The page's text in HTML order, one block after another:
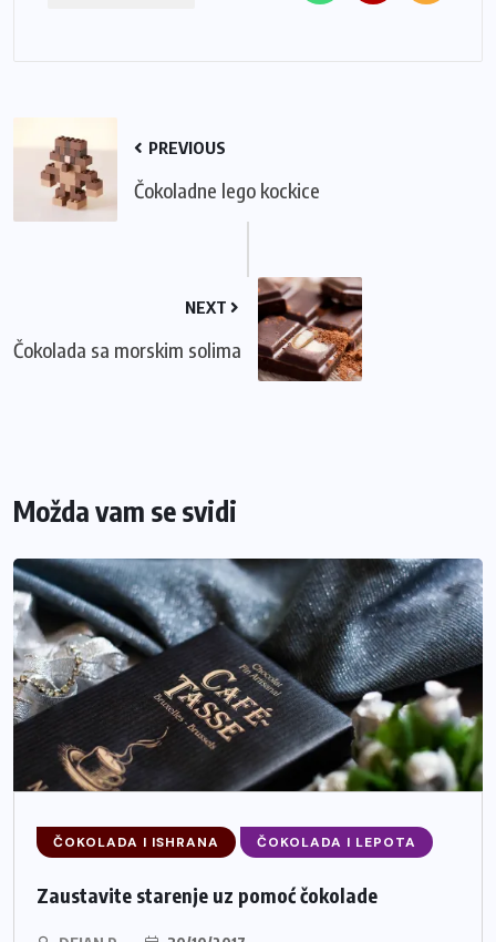
PREVIOUS
Čokoladne lego kockice
NEXT
Čokolada sa morskim solima
Možda vam se svidi
ČOKOLADA I ISHRANA ČOKOLADA I LEPOTA
Zaustavite starenje uz pomoć čokolade